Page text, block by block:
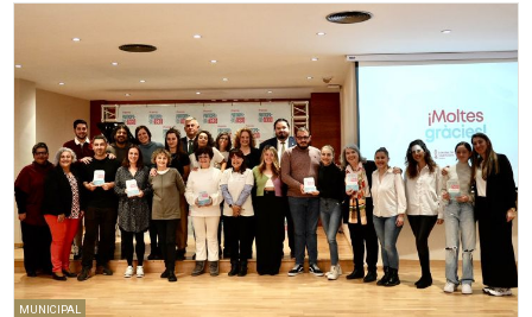
MUNICIPAL